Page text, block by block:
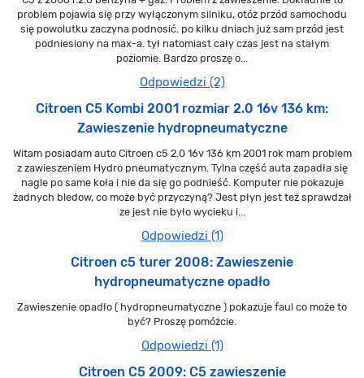
problem pojawia się przy wyłączonym silniku, otóż przód samochodu
się powolutku zaczyna podnosić. po kilku dniach już sam przód jest
podniesiony na max-a. tył natomiast cały czas jest na stałym
poziomie. Bardzo proszę o...
Odpowiedzi (2)
Citroen C5 Kombi 2001 rozmiar 2.0 16v 136 km:
Zawieszenie hydropneumatyczne
Witam posiadam auto Citroen c5 2.0 16v 136 km 2001 rok mam problem
z zawieszeniem Hydro pneumatycznym. Tylna część auta zapadła się
nagle po same koła i nie da się go podnieść. Komputer nie pokazuje
żadnych bledow, co może być przyczyną? Jest płyn jest też sprawdzał
ze jest nie było wycieku i...
Odpowiedzi (1)
Citroen c5 turer 2008: Zawieszenie
hydropneumatyczne opadło
Zawieszenie opadło ( hydropneumatyczne ) pokazuje faul co może to
być? Proszę pomóżcie.
Odpowiedzi (1)
Citroen C5 2009: C5 zawieszenie